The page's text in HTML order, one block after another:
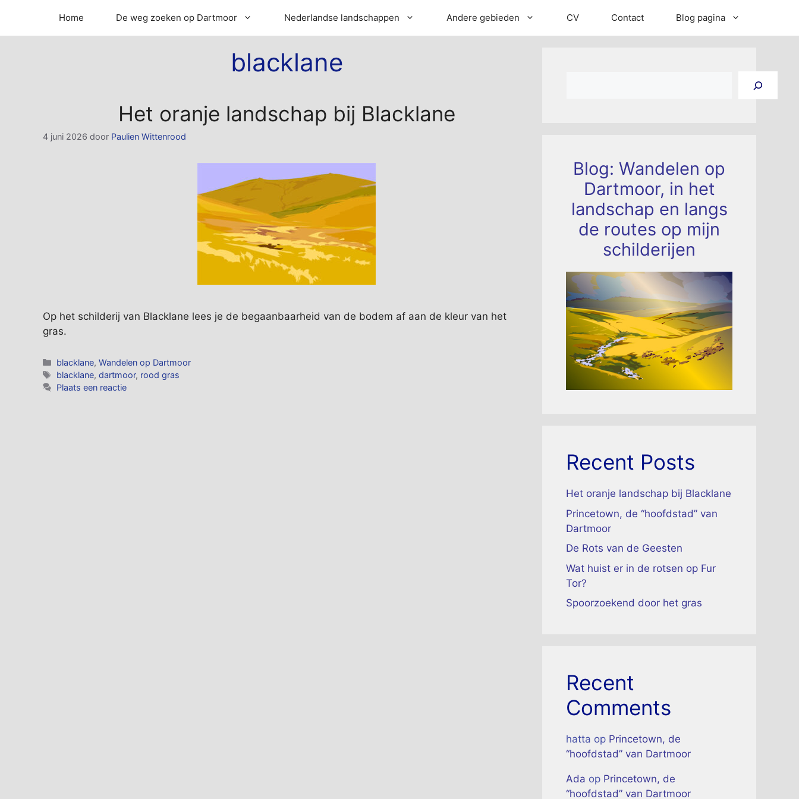
de
Home De weg zoeken op Dartmoor Nederlandse landschappen Andere gebieden CV Contact Blog pagina
blacklane
Het oranje landschap bij Blacklane
4 juni 2026 door Paulien Wittenrood
Op het schilderij van Blacklane lees je de begaanbaarheid van de bodem af aan de kleur van het
gras.
Categorieën
blacklane,Wandelen op Dartmoor
Tags
blacklane,dartmoor, rood gras
Plaats een reactie
Blog: Wandelen op
Dartmoor, in het
landschap en langs
de routes op mijn
schilderijen
Recent Posts
Het oranje landschap bij Blacklane
Princetown, de “hoofdstad” van
Dartmoor
De Rots van de Geesten
Wat huist er in de rotsen op Fur
Tor?
Spoorzoekend door het gras
Recent
Comments
hatta op Princetown, de
“hoofdstad” van Dartmoor
Ada op Princetown, de
“hoofdstad” van Dartmoor